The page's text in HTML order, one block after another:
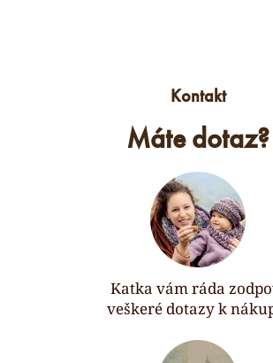
Kontakt
Máte dotaz?
Katka vám ráda
veškeré dotazy k